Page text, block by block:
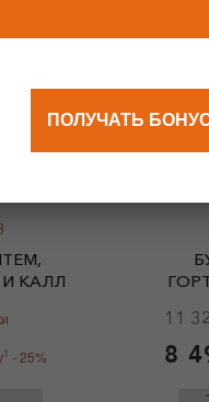
26X33
КАЛЛ
1 - 25%
11
8
ПОЛУЧАТЬ